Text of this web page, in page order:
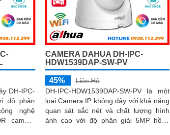
DH-IPC-
độ phân
nghệ
camera
CAMERA DAHUA DH-IPC-
HDW1539DAP-SW-PV
45%
Liên Hệ
DH-IPC-HDW1539DAP-SW-PV là một
loại Camera IP không dây với khả năng
quan sát sắc nét và chất lượng hình
ảnh cao với độ phân giải 5MP hồng